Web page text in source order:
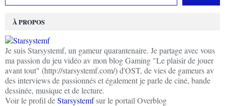
À PROPOS
Je suis Starsystemf, un gameur quarantenaire. Je partage avec vous
ma passion du jeu vidéo av mon blog Gaming "Le plaisir de jouer
avant tout" (http://starsystemf.com/) d'OST, de vies de gameurs av
des interviews de passionnés et également je parle de ciné, bande
dessinée, musique et de lecture.
Voir le profil deStarsystemfsur le portail Overblog